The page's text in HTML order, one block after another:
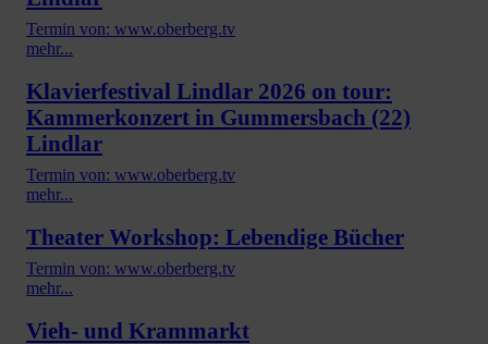
Termin von: www.oberberg.tv
mehr...
Klavierfestival Lindlar 2026 on tour:
Kammerkonzert in Gummersbach (22)
Lindlar
Termin von: www.oberberg.tv
mehr...
Theater Workshop: Lebendige Bücher
Termin von: www.oberberg.tv
mehr...
Vieh- und Krammarkt